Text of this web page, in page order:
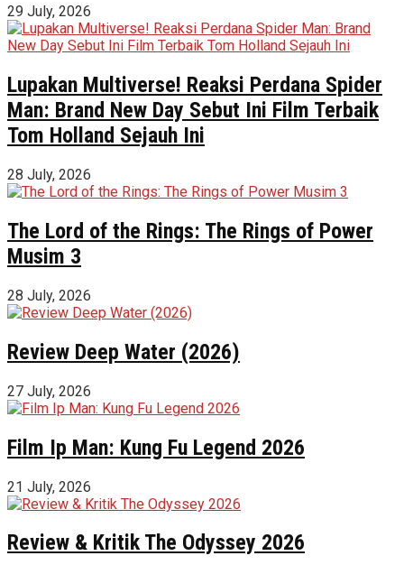
29 July, 2026
Lupakan Multiverse! Reaksi Perdana Spider
Man: Brand New Day Sebut Ini Film Terbaik
Tom Holland Sejauh Ini
28 July, 2026
The Lord of the Rings: The Rings of Power
Musim 3
28 July, 2026
Review Deep Water (2026)
27 July, 2026
Film Ip Man: Kung Fu Legend 2026
21 July, 2026
Review & Kritik The Odyssey 2026